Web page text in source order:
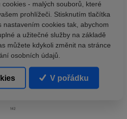
- malých souborů, které
prohlížeči. Stisknutím tlačítka
nastavením cookies tak, abychom
a užitečné služby na základě
můžete kdykoli změnit na stránce
osobních údajů.
V pořádku